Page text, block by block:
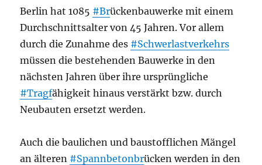
Berlin hat 1085 #Brückenbauwerke mit einem
Durchschnittsalter von 45 Jahren. Vor allem
durch die Zunahme des #Schwerlastverkehrs
müssen die bestehenden Bauwerke in den
nächsten Jahren über ihre ursprüngliche
#Tragfähigkeit hinaus verstärkt bzw. durch
Neubauten ersetzt werden.
Auch die baulichen und baustofflichen Mängel
an älteren #Spannbetonbrücken werden in den